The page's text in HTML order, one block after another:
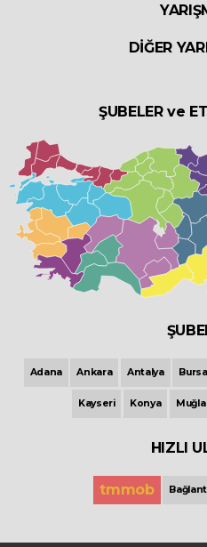
DİĞER
ŞUBELER ve
Adana Ankara Antalya Bursa
Kayseri Konya Muğla
HIZLI
tmmob